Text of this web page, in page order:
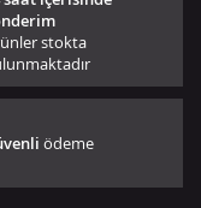
stokta
ödeme